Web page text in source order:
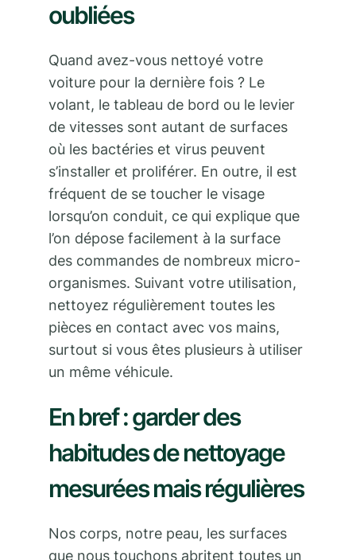
oubliées
Quand avez-vous nettoyé votre
voiture pour la dernière fois ? Le
volant, le tableau de bord ou le levier
de vitesses sont autant de surfaces
où les bactéries et virus peuvent
s’installer et proliférer. En outre, il est
fréquent de se toucher le visage
lorsqu’on conduit, ce qui explique que
l’on dépose facilement à la surface
des commandes de nombreux micro-
organismes. Suivant votre utilisation,
nettoyez régulièrement toutes les
pièces en contact avec vos mains,
surtout si vous êtes plusieurs à utiliser
un même véhicule.
En bref : garder des
habitudes de nettoyage
mesurées mais régulières
Nos corps, notre peau, les surfaces
que nous touchons abritent toutes un